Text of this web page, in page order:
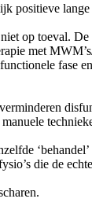
positieve
op toeval.
met
fase
die de